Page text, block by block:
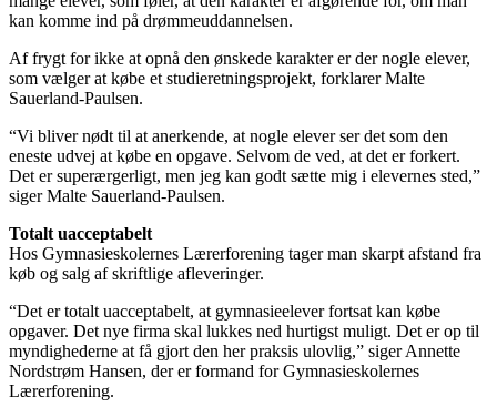
kan komme ind på drømmeuddannelsen.
Af frygt for ikke at opnå den ønskede karakter er der nogle elever,
som vælger at købe et studieretningsprojekt, forklarer Malte
Sauerland-Paulsen.
“Vi bliver nødt til at anerkende, at nogle elever ser det som den
eneste udvej at købe en opgave. Selvom de ved, at det er forkert.
Det er superærgerligt, men jeg kan godt sætte mig i elevernes sted,”
siger Malte Sauerland-Paulsen.
Totalt uacceptabelt
Hos Gymnasieskolernes Lærerforening tager man skarpt afstand fra
køb og salg af skriftlige afleveringer.
“Det er totalt uacceptabelt, at gymnasieelever fortsat kan købe
opgaver. Det nye firma skal lukkes ned hurtigst muligt. Det er op til
myndighederne at få gjort den her praksis ulovlig,” siger Annette
Nordstrøm Hansen, der er formand for Gymnasieskolernes
Lærerforening.